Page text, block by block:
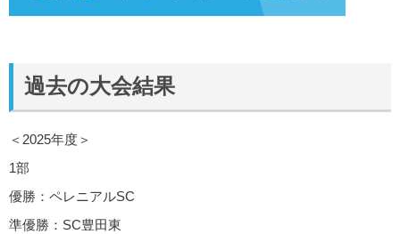
過去の大会結果
＜2025年度＞
1部
優勝：ペレニアルSC
準優勝：SC豊田東